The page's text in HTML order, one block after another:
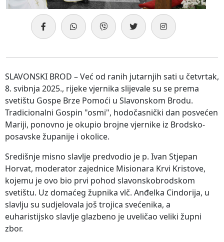
SLAVONSKI BROD – Već od ranih jutarnjih sati u četvrtak,
8. svibnja 2025., rijeke vjernika slijevale su se prema
svetištu Gospe Brze Pomoći u Slavonskom Brodu.
Tradicionalni Gospin "osmi", hodočasnički dan posvećen
Mariji, ponovno je okupio brojne vjernike iz Brodsko-
posavske županije i okolice.
Središnje misno slavlje predvodio je p. Ivan Stjepan
Horvat, moderator zajednice Misionara Krvi Kristove,
kojemu je ovo bio prvi pohod slavonskobrodskom
svetištu. Uz domaćeg župnika vlč. Anđelka Cindorija, u
slavlju su sudjelovala još trojica svećenika, a
euharistijsko slavlje glazbeno je uveličao veliki župni
zbor.